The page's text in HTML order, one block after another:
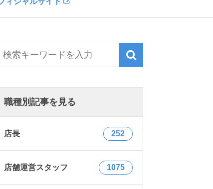
職種別記事を見る
店長 252
店舗運営スタッフ 1075